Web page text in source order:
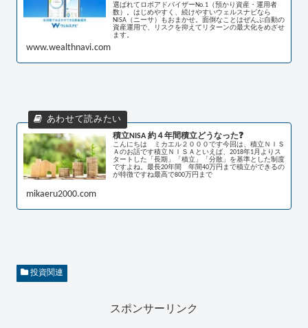
選ばれてロボアドバイザーNo.1（預かり資産・運用者
数）。はじめやすく、続けやすいウェルスナビなら
NISA（ニーサ）もおまかせ。面倒なことはぜんぶ自動の
資産運用で、リスクを抑えてリターンの最大化をめざせ
ます。
www.wealthnavi.com
積立NISA 約４年間積立どうなった❓
こんにちは ミカエル２０００です今回は、積立ＮＩＳ
Ａのお話です積立ＮＩＳＡといえば、2018年1月よりス
タートした「長期」「積立」「分散」を基準とした制度
ですよね。最長20年間 年間40万円まで積立ができるの
が特徴ですね最高で800万円まで
mikaeru2000.com
投資関連
スポンサーリンク